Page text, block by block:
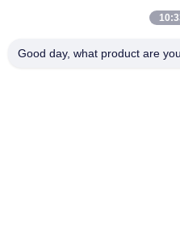
VOE14541591 Valve de
Good day, what product are